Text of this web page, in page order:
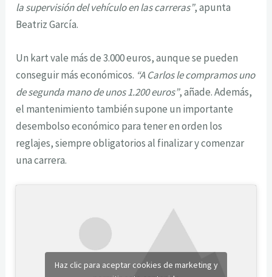
la supervisión del vehículo en las carreras”, apunta
Beatriz García.
Un kart vale más de 3.000 euros, aunque se pueden
conseguir más económicos. “A Carlos le compramos uno
de segunda mano de unos 1.200 euros”, añade. Además,
el mantenimiento también supone un importante
desembolso económico para tener en orden los
reglajes, siempre obligatorios al finalizar y comenzar
una carrera.
Haz clic para aceptar cookies de marketing y